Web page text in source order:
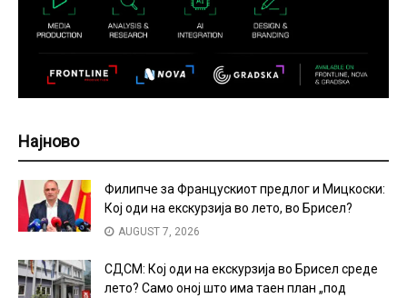
Најново
Филипче за Францускиот предлог и Мицкоски:
Кој оди на екскурзија во лето, во Брисел?
AUGUST 7, 2026
СДСМ: Кој оди на екскурзија во Брисел среде
лето? Само оној што има таен план „под